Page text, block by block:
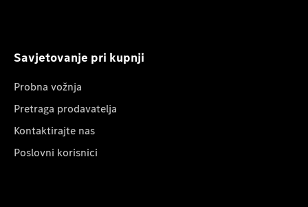
Savjetovanje pri kupnji
Probna vožnja
Pretraga prodavatelja
Kontaktirajte nas
Poslovni korisnici